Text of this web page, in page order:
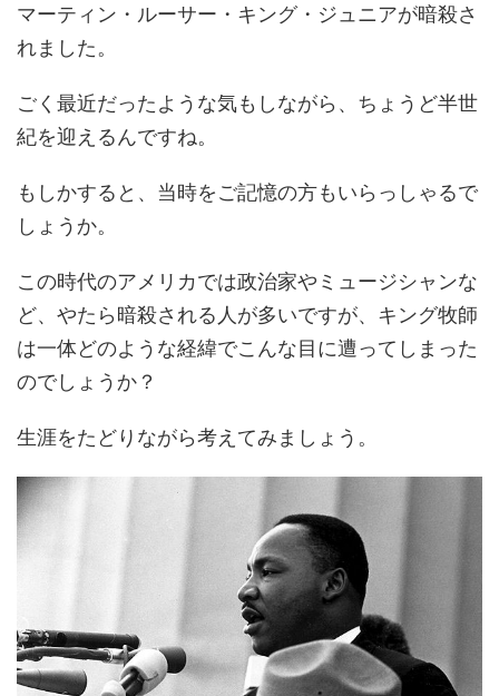
マーティン・ルーサー・キング・ジュニアが暗殺さ
れました。
ごく最近だったような気もしながら、ちょうど半世
紀を迎えるんですね。
もしかすると、当時をご記憶の方もいらっしゃるで
しょうか。
この時代のアメリカでは政治家やミュージシャンな
ど、やたら暗殺される人が多いですが、キング牧師
は一体どのような経緯でこんな目に遭ってしまった
のでしょうか？
生涯をたどりながら考えてみましょう。